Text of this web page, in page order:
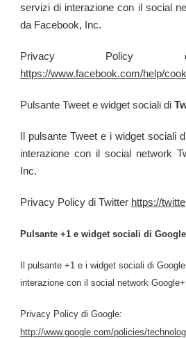
servizi di interazione con il social
da Facebook, Inc.
Privacy Policy di
https://www.facebook.com/help/
Pulsante Tweet e widget sociali di
Il pulsante Tweet e i widget sociali
interazione con il social network
Inc.
Privacy Policy di Twitter https://
Pulsante +1 e widget sociali di
Il pulsante +1 e i widget sociali di
interazione con il social network
Privacy Policy di Google:
http://www.google.com/policies/